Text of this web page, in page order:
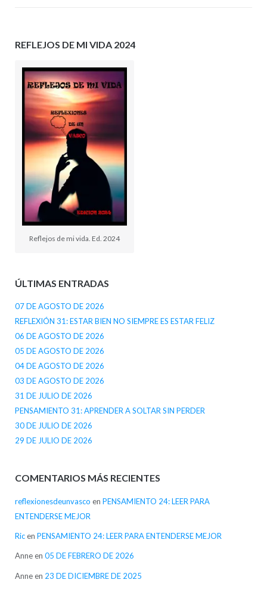
REFLEJOS DE MI VIDA 2024
Reflejos de mi vida. Ed. 2024
ÚLTIMAS ENTRADAS
07 DE AGOSTO DE 2026
REFLEXIÓN 31: ESTAR BIEN NO SIEMPRE ES ESTAR FELIZ
06 DE AGOSTO DE 2026
05 DE AGOSTO DE 2026
04 DE AGOSTO DE 2026
03 DE AGOSTO DE 2026
31 DE JULIO DE 2026
PENSAMIENTO 31: APRENDER A SOLTAR SIN PERDER
30 DE JULIO DE 2026
29 DE JULIO DE 2026
COMENTARIOS MÁS RECIENTES
reflexionesdeunvasco en PENSAMIENTO 24: LEER PARA
ENTENDERSE MEJOR
Ricen PENSAMIENTO 24: LEER PARA ENTENDERSE MEJOR
Anneen 05 DE FEBRERO DE 2026
Anneen 23 DE DICIEMBRE DE 2025